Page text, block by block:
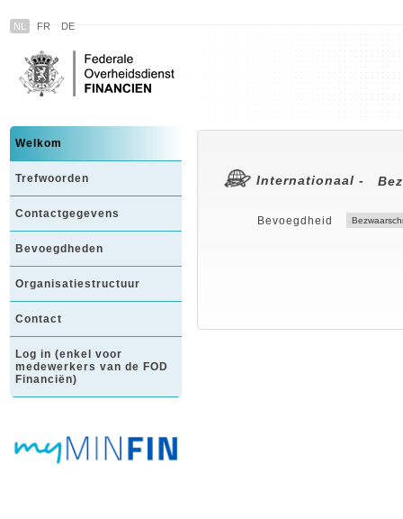
NL FR DE
Welkom
Trefwoorden
Contactgegevens
Bevoegdheden
Organisatiestructuur
Contact
Log in (enkel voor
medewerkers van de FOD
Financiën)
Internationaal -
Bevoegdheid